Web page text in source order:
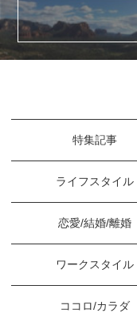
特集記事
ライフスタイル
恋愛/結婚/離婚
ワークスタイル
ココロ/カラダ